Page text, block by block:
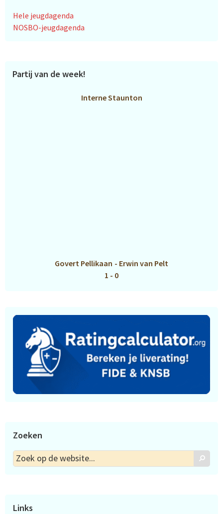
Hele jeugdagenda
NOSBO-jeugdagenda
Partij van de week!
Interne Staunton
Govert Pellikaan - Erwin van Pelt
1 - 0
Zoeken
Zoek
op
Zoek
Links